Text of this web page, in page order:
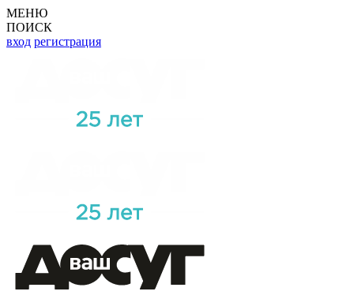
МЕНЮ
ПОИСК
вход регистрация